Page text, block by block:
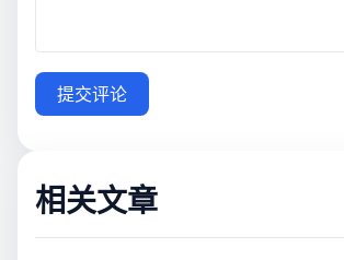
提交评论
相关文章